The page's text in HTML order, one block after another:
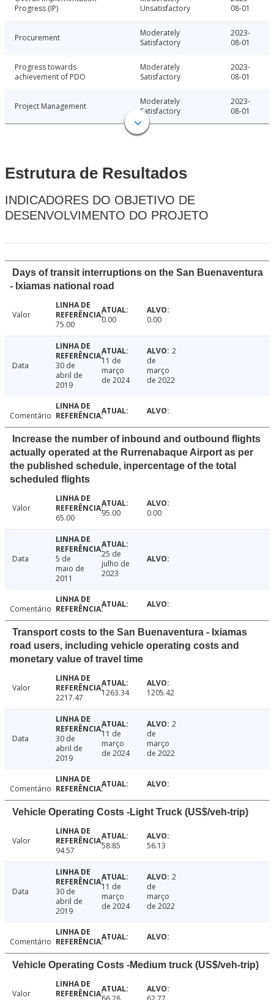
Progress (IP)
Unsatisfactory
08-01
Procurement
Moderately
Satisfactory
2023-
08-01
Progress towards
achievement of PDO
Moderately
Satisfactory
2023-
08-01
Project Management
Moderately
Satisfactory
2023-
08-01
Estrutura de Resultados
INDICADORES DO OBJETIVO DE
DESENVOLVIMENTO DO PROJETO
Days of transit interruptions on the San Buenaventura
- Ixiamas national road
Valor
75.00
0.00 0.00
Data
30 de
abril de
2019
11 de
março
de 2024
2
de
março
de 2022
Comentário
Increase the number of inbound and outbound flights
actually operated at the Rurrenabaque Airport as per
the published schedule, inpercentage of the total
scheduled flights
Valor
65.00
95.00 0.00
Data
5 de
maio de
2011
25 de
julho de
2023
Comentário
Transport costs to the San Buenaventura - Ixiamas
road users, including vehicle operating costs and
monetary value of travel time
Valor
2217.47
1263.34 1205.42
Data
30 de
abril de
2019
11 de
março
de 2024
2
de
março
de 2022
Comentário
Vehicle Operating Costs -Light Truck (US$/veh-trip)
Valor
94.57
58.85 56.13
Data
30 de
abril de
2019
11 de
março
de 2024
2
de
março
de 2022
Comentário
Vehicle Operating Costs -Medium truck (US$/veh-trip)
Valor